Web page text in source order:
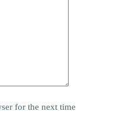
for the next time